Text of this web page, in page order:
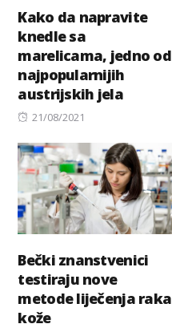
Kako da napravite
knedle sa
marelicama, jedno od
najpopularnijih
austrijskih jela
Posted
21/08/2021
Bečki znanstvenici
testiraju nove
metode liječenja raka
kože